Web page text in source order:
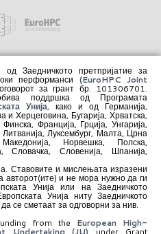
Заедничкото претпријатие за
перформанси (EuroHPC Joint
за грант бр. 101306701.
поддршка од Програмата
Унија, како и од Германија,
и Херцеговина, Бугарија, Хрватска,
Франција, Грција, Унгарија,
Луксембург, Малта, Црна
Норвешка, Полска,
Словачка, Словенија, Шпанија,
Ставовите и мислењата изразени
авторот(ите) и не мора нужно да ги
Унија или на Заедничкото
Унија ниту Заедничкото
се сметаат за одговорни за нив.
from the European High-
Undertaking (JU) under Grant